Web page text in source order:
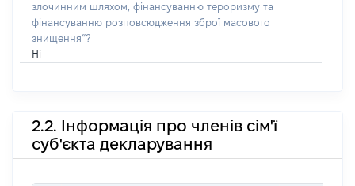
злочинним шляхом, фінансуванню тероризму та
фінансуванню розповсюдження зброї масового
знищення”?
Ні
2.2. Інформація про членів сім'ї
суб'єкта декларування